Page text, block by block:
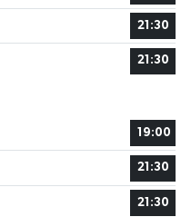
21:30
21:30
19:00
21:30
21:30